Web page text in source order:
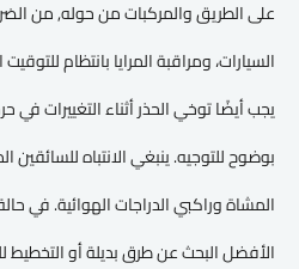
على الطريق والمركبات من حوله, من
السيارات، ومراقبة المرايا بانتظام
يجب أيضًا توخي الحذر أثناء التغييرات
بوضوح للتوجيه. ينبغي الانتباه
المشاة وراكبي الدراجات الهوائية. في
الأفضل البحث عن طرق بديلة أو التخطيط